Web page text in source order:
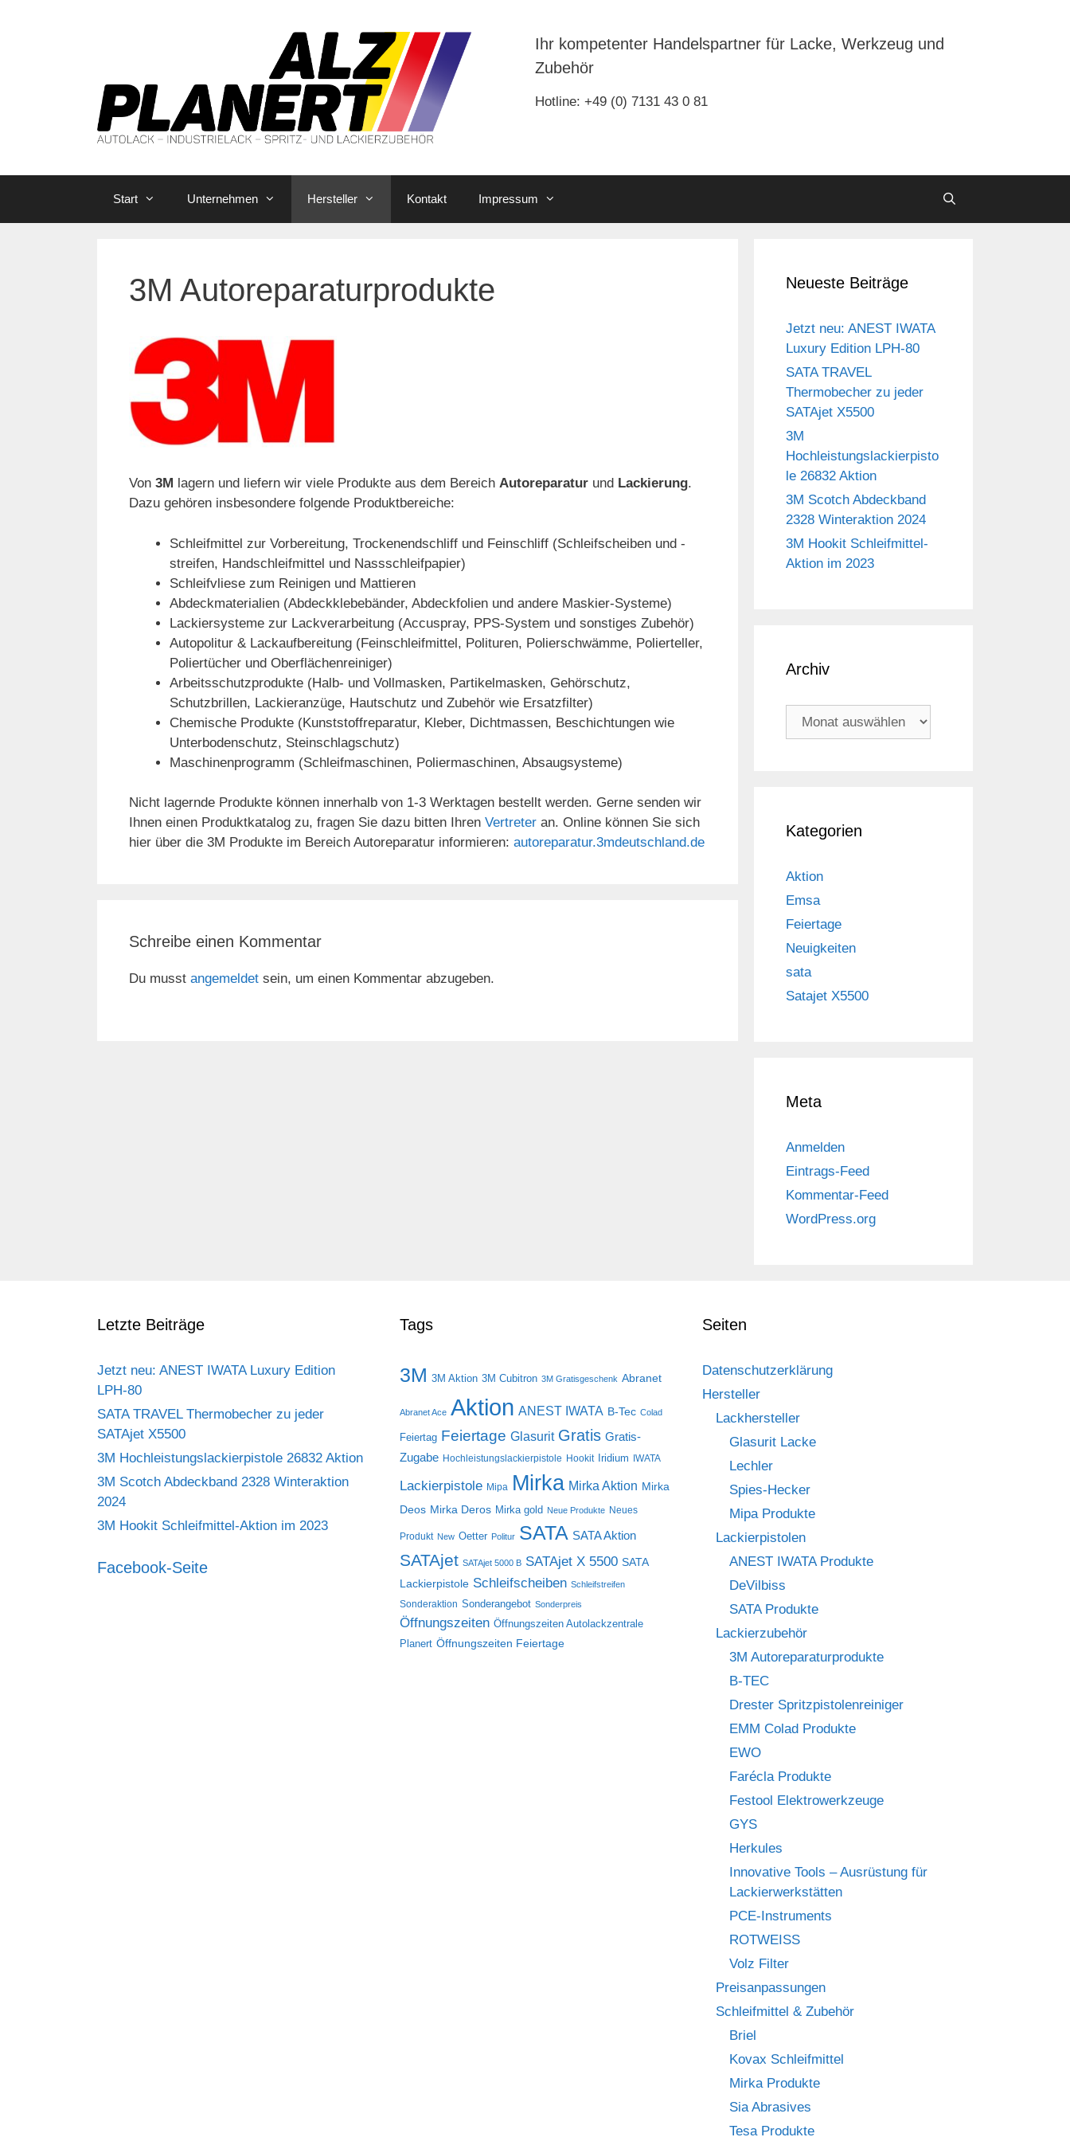
Ihr kompetenter Handelspartner für Lacke, Werkzeug und
Zubehör
Hotline: +49 (0) 7131 43 0 81
Start Unternehmen Hersteller Kontakt Impressum
3M Autoreparaturprodukte
Von 3M lagern und liefern wir viele Produkte aus dem Bereich Autoreparatur und Lackierung.
Dazu gehören insbesondere folgende Produktbereiche:
Schleifmittel zur Vorbereitung, Trockenendschliff und Feinschliff (Schleifscheiben und -
streifen, Handschleifmittel und Nassschleifpapier)
Schleifvliese zum Reinigen und Mattieren
Abdeckmaterialien (Abdeckklebebänder, Abdeckfolien und andere Maskier-Systeme)
Lackiersysteme zur Lackverarbeitung (Accuspray, PPS-System und sonstiges Zubehör)
Autopolitur & Lackaufbereitung (Feinschleifmittel, Polituren, Polierschwämme, Polierteller,
Poliertücher und Oberflächenreiniger)
Arbeitsschutzprodukte (Halb- und Vollmasken, Partikelmasken, Gehörschutz,
Schutzbrillen, Lackieranzüge, Hautschutz und Zubehör wie Ersatzfilter)
Chemische Produkte (Kunststoffreparatur, Kleber, Dichtmassen, Beschichtungen wie
Unterbodenschutz, Steinschlagschutz)
Maschinenprogramm (Schleifmaschinen, Poliermaschinen, Absaugsysteme)
Nicht lagernde Produkte können innerhalb von 1-3 Werktagen bestellt werden. Gerne senden wir
Ihnen einen Produktkatalog zu, fragen Sie dazu bitten Ihren Vertreter an. Online können Sie sich
hier über die 3M Produkte im Bereich Autoreparatur informieren: autoreparatur.3mdeutschland.de
Schreibe einen Kommentar
Du musst angemeldet sein, um einen Kommentar abzugeben.
Neueste Beiträge
Jetzt neu: ANEST IWATA
Luxury Edition LPH-80
SATA TRAVEL
Thermobecher zu jeder
SATAjet X5500
3M
Hochleistungslackierpisto
le 26832 Aktion
3M Scotch Abdeckband
2328 Winteraktion 2024
3M Hookit Schleifmittel-
Aktion im 2023
Archiv
Archiv
Kategorien
Aktion
Emsa
Feiertage
Neuigkeiten
sata
Satajet X5500
Meta
Anmelden
Eintrags-Feed
Kommentar-Feed
WordPress.org
Letzte Beiträge
Jetzt neu: ANEST IWATA Luxury Edition
LPH-80
SATA TRAVEL Thermobecher zu jeder
SATAjet X5500
3M Hochleistungslackierpistole 26832 Aktion
3M Scotch Abdeckband 2328 Winteraktion
2024
3M Hookit Schleifmittel-Aktion im 2023
Facebook-Seite
Tags
3M 3M Aktion 3M Cubitron 3M Gratisgeschenk Abranet
Abranet Ace Aktion ANEST IWATA B-Tec Colad
Feiertag Feiertage Glasurit Gratis Gratis-
Zugabe Hochleistungslackierpistole Hookit Iridium IWATA
Lackierpistole Mipa Mirka Mirka Aktion Mirka
Deos Mirka Deros Mirka gold Neue Produkte Neues
Produkt New Oetter Politur SATA SATA Aktion
SATAjet SATAjet 5000 B SATAjet X 5500 SATA
Lackierpistole Schleifscheiben Schleifstreifen
Sonderaktion Sonderangebot Sonderpreis
Öffnungszeiten Öffnungszeiten Autolackzentrale
Planert Öffnungszeiten Feiertage
Seiten
Datenschutzerklärung
Hersteller
Lackhersteller
Glasurit Lacke
Lechler
Spies-Hecker
Mipa Produkte
Lackierpistolen
ANEST IWATA Produkte
DeVilbiss
SATA Produkte
Lackierzubehör
3M Autoreparaturprodukte
B-TEC
Drester Spritzpistolenreiniger
EMM Colad Produkte
EWO
Farécla Produkte
Festool Elektrowerkzeuge
GYS
Herkules
Innovative Tools – Ausrüstung für
Lackierwerkstätten
PCE-Instruments
ROTWEISS
Volz Filter
Preisanpassungen
Schleifmittel & Zubehör
Briel
Kovax Schleifmittel
Mirka Produkte
Sia Abrasives
Tesa Produkte